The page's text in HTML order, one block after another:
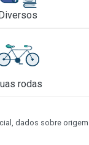
rodas
dados sobre origem